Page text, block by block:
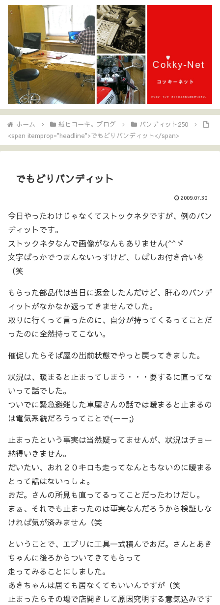
ホーム 紙ヒコーキ。ブログ
バンディット250
<span itemprop="headline">でもどりバンディット</span>
でもどりバンディット
2009.07.30
今日やったわけじゃなくてストックネタですが、例のバン
ディットです。
ストックネタなんで画像がなんもありません(^^ゞ
文字ばっかでつまんないっすけど、しばしお付き合いを
（笑
もらった部品代は当日に返金したんだけど、肝心のバンデ
ィットがなかなか返ってきませんでした。
取りに行くって言ったのに、自分が持ってくるってことだ
ったのに全然持ってこない。
催促したらそば屋の出前状態でやっと戻ってきました。
状況は、暖まると止まってしまう・・・要するに直ってな
いって話でした。
ついでに緊急避難した車屋さんの話では暖まると止まるの
は電気系統だろうってことで(ーー;)
止まったという事実は当然疑ってませんが、状況はチョー
納得いきません。
だいたい、おれ２０キロも走ってなんともないのに暖まる
とって話はないっしょ。
おだ。さんの所見も直ってるってことだったわけだし。
まぁ、それでも止まったのは事実なんだろうから検証しな
ければ気が済みません（笑
ということで、エブリに工具一式積んでおだ。さんとあき
ちゃんに後ろからついてきてもらって
走ってみることにしました。
あきちゃんは居ても居なくてもいいんですが（笑
止まったらその場で店開きして原因究明する意気込みです